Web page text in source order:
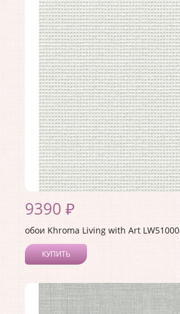
Длина рулона:10
Ширина рулона:0.52
Материал покрытия:Акриловое
Страна:США
Материал основы:Бумага
Раппорт:53
9390 ₽
обои Khroma Living with Art LW51000
КУПИТЬ
Коллекция:Living with Art
Длина рулона:8.23
Ширина рулона: 0.68